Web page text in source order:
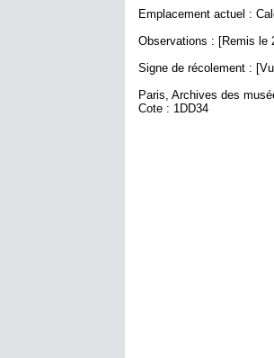
Emplacement actuel :
Observations : [Remis le
Signe de récolement :
Paris, Archives des
Cote : 1DD34